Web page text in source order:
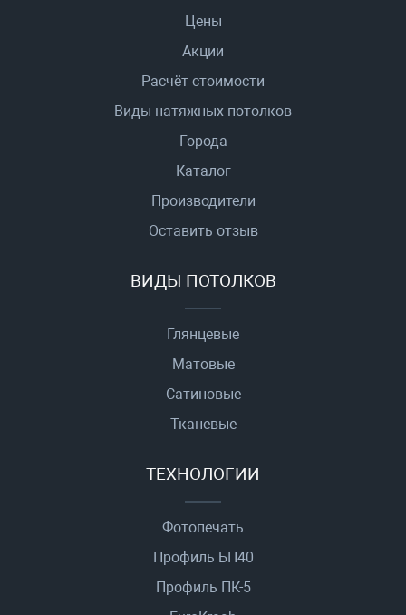
Цены
Акции
Расчёт стоимости
Виды натяжных потолков
Города
Каталог
Производители
Оставить отзыв
ВИДЫ ПОТОЛКОВ
Глянцевые
Матовые
Сатиновые
Тканевые
ТЕХНОЛОГИИ
Фотопечать
Профиль БП40
Профиль ПК-5